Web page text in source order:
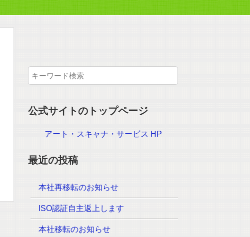
公式サイトのトップページ
アート・スキャナ・サービス HP
最近の投稿
本社再移転のお知らせ
ISO認証自主返上します
本社移転のお知らせ